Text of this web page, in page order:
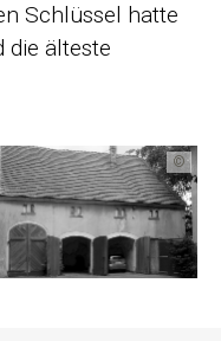
Schlüssel hatte
die älteste
©